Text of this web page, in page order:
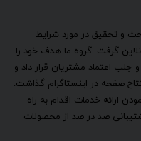
با بحث و تحقیق در مورد شرایط
گرفت. گروه ما هدف خود را
اعتماد مشتریان قرار داد و
صفحه در اینستاگرام گذاشت.
ارائه خدمات اقدام به راه
صد در صد از محصولات